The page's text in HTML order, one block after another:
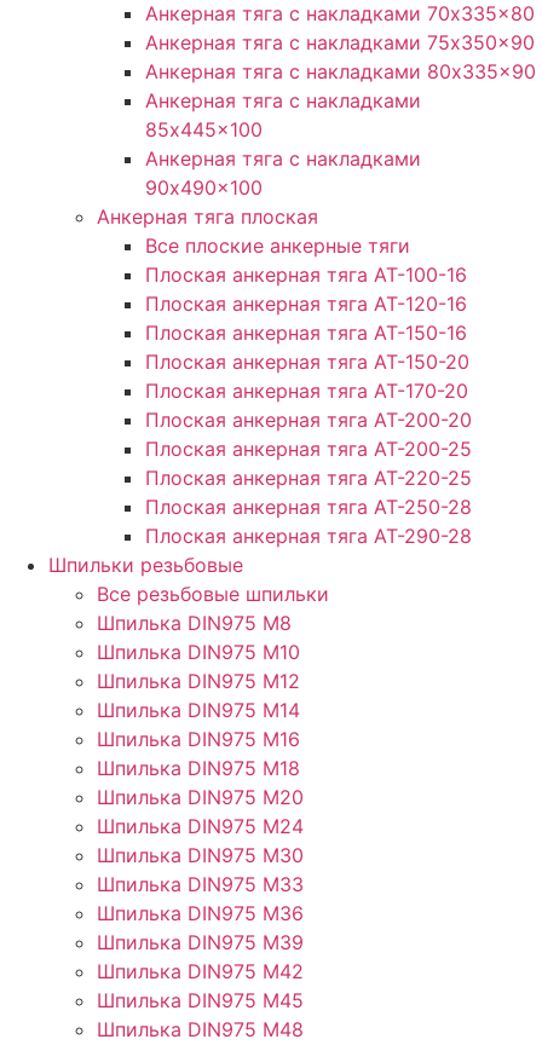
Анкерная тяга с накладками 70x335x80
Анкерная тяга с накладками 75x350x90
Анкерная тяга с накладками 80x335x90
Анкерная тяга с накладками
85x445x100
Анкерная тяга с накладками
90x490x100
Анкерная тяга плоская
Все плоские анкерные тяги
Плоская анкерная тяга АТ-100-16
Плоская анкерная тяга АТ-120-16
Плоская анкерная тяга АТ-150-16
Плоская анкерная тяга АТ-150-20
Плоская анкерная тяга АТ-170-20
Плоская анкерная тяга АТ-200-20
Плоская анкерная тяга АТ-200-25
Плоская анкерная тяга АТ-220-25
Плоская анкерная тяга АТ-250-28
Плоская анкерная тяга АТ-290-28
Шпильки резьбовые
Все резьбовые шпильки
Шпилька DIN975 М8
Шпилька DIN975 М10
Шпилька DIN975 М12
Шпилька DIN975 М14
Шпилька DIN975 М16
Шпилька DIN975 М18
Шпилька DIN975 М20
Шпилька DIN975 М24
Шпилька DIN975 М30
Шпилька DIN975 М33
Шпилька DIN975 М36
Шпилька DIN975 М39
Шпилька DIN975 М42
Шпилька DIN975 М45
Шпилька DIN975 М48